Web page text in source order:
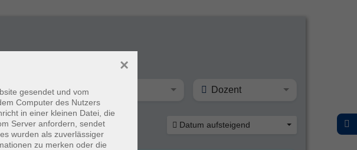
Dozent
Datum aufsteigend
gesendet und vom
Computer des Nutzers
in einer kleinen Datei, die
Server anfordern, sendet
wurden als zuverlässiger
zu merken oder die
×